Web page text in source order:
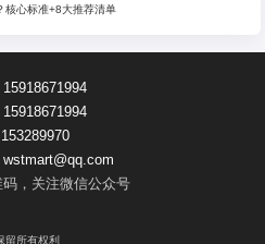
核心标准+8大推荐清单
15918671994
15918671994
153289970
wstmart@qq.com
，关注微信公众号
留所有权利